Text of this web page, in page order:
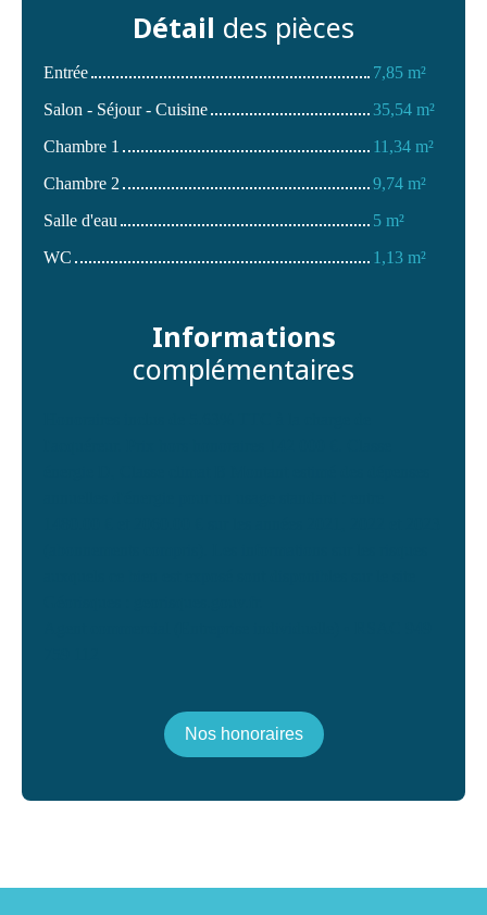
Détail des pièces
Entrée
7,85 m²
Salon - Séjour - Cuisine
35,54 m²
Chambre 1
11,34 m²
Chambre 2
9,74 m²
Salle d'eau
5 m²
WC
1,13 m²
Informations
complémentaires
Nos honoraires